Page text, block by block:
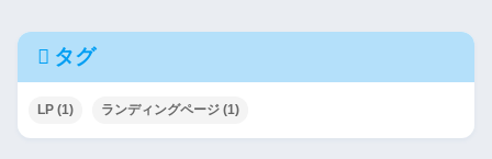
タグ
LP (1) ランディングページ (1)